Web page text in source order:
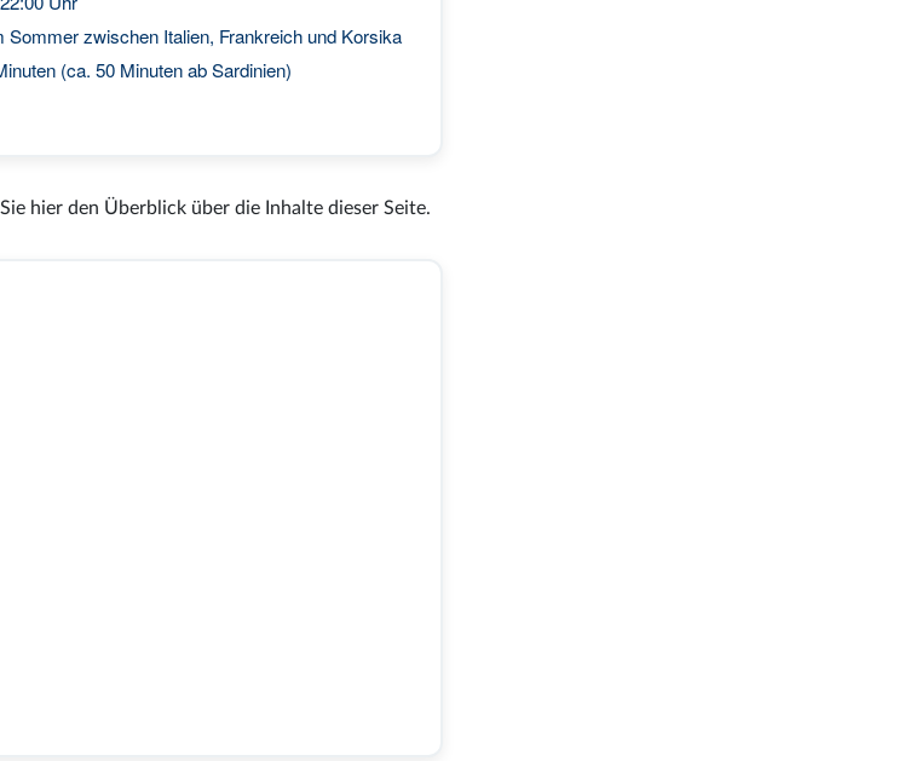
Sommer zwischen Italien, Frankreich und Korsika
(ca. 50 Minuten ab Sardinien)
hier den Überblick über die Inhalte dieser Seite.